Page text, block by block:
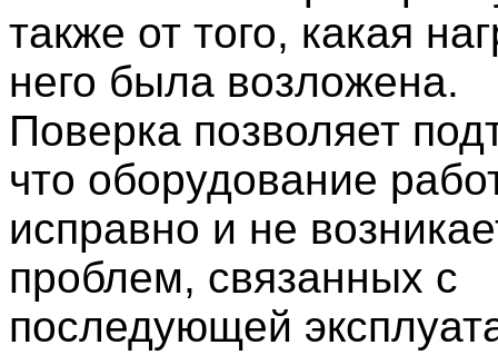
также от того, какая
него была возложена.
Поверка позволяет
что оборудование
исправно и не
проблем, связанных с
последующей